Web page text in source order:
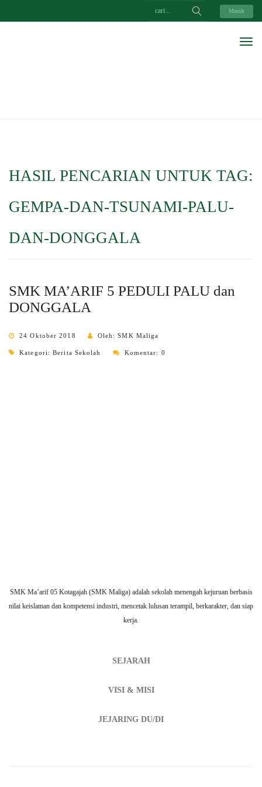
Masuk
HASIL PENCARIAN UNTUK TAG:
GEMPA-DAN-TSUNAMI-PALU-
DAN-DONGGALA
SMK MA’ARIF 5 PEDULI PALU dan
DONGGALA
24 Oktober 2018 Oleh: SMK Maliga
Kategori:Berita Sekolah Komentar: 0
SMK Ma’arif 05 Kotagajah (SMK Maliga) adalah sekolah menengah kejuruan berbasis
nilai keislaman dan kompetensi industri, mencetak lulusan terampil, berkarakter, dan siap
kerja.
SEJARAH
VISI & MISI
JEJARING DU/DI